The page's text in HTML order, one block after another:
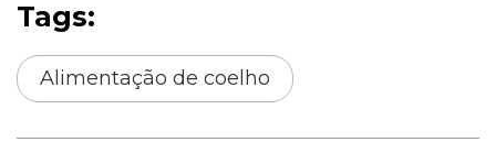
Tags:
Alimentação de coelho